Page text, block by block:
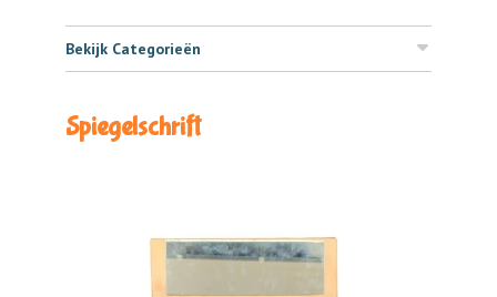
Bekijk Categorieën
Spiegelschrift